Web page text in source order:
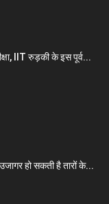
IIT रुड़की के इस पूर्व...
हो सकती है तारों के...